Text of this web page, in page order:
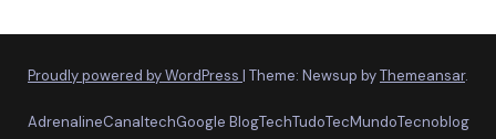
Proudly powered by WordPress | Theme: Newsup byThemeansar.
AdrenalineCanaltechGoogle BlogTechTudoTecMundoTecnoblog